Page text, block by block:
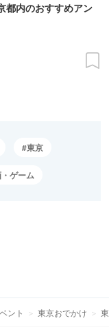
都内のおすすめアン
東京
ゲーム
ント 東京おでかけ